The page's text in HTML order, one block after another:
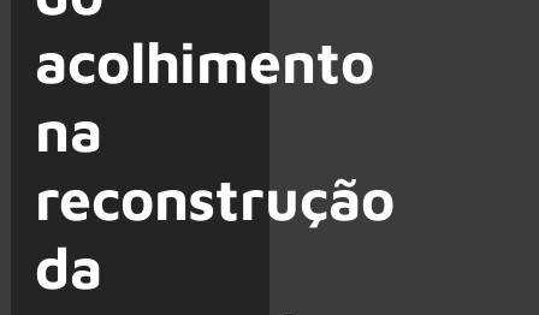
acolhimento
na
reconstrução
da